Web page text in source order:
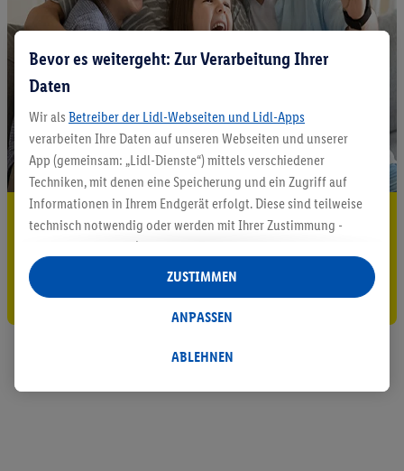
5.95 € Versand sparen³²ᵃ
Bevor es weitergeht: Zur Verarbeitung Ihrer
Daten
Wir als Betreiber der Lidl-Webseiten und Lidl-Apps
verarbeiten Ihre Daten auf unseren Webseiten und unserer
App (gemeinsam: „Lidl-Dienste“) mittels verschiedener
Techniken, mit denen eine Speicherung und ein Zugriff auf
Informationen in Ihrem Endgerät erfolgt. Diese sind teilweise
technisch notwendig oder werden mit Ihrer Zustimmung -
auch durch Partner (u.a.
Verantwortliche; im Zusammenhang mit dem IAB TCF
insgesamt
Statistik-Erstellung oder für personalisierte Werbung
Datenverarbeitungen für personalisierte Werbung werden
ABLEHNEN
ANPASSEN
ZUSTIMMEN